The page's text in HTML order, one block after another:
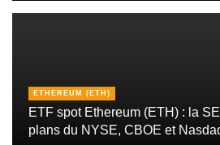
ETHEREUM (ETH)
ETF spot Ethereum (ETH) : la
plans du NYSE, CBOE et